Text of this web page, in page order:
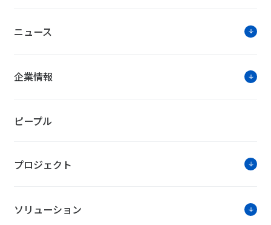
ニュース
企業情報
ピープル
プロジェクト
ソリューション